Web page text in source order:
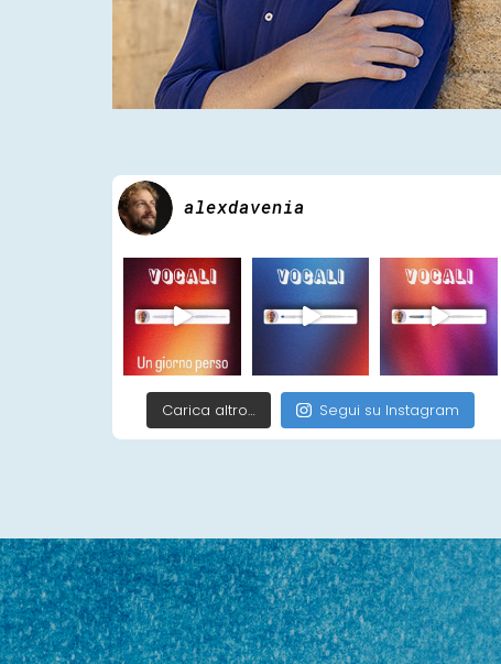
alexdavenia
Carica altro… Segui su Instagram